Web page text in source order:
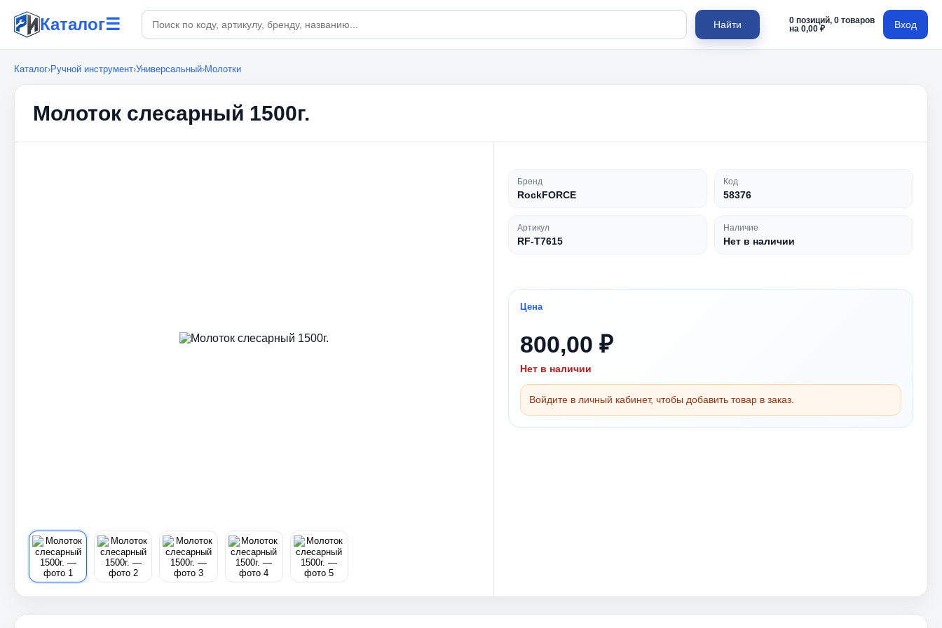
Каталог☰ Поиск по каталогу
Найти
0 позиций, 0 товаров
на 0,00 ₽
Вход
Каталог›Ручной инструмент›Универсальный›Молотки
Молоток слесарный 1500г.
Бренд
RockFORCE
Код
58376
Артикул
RF-T7615
Наличие
Нет в наличии
Цена
800,00 ₽
Нет в наличии
Войдите в личный кабинет, чтобы добавить товар в заказ.